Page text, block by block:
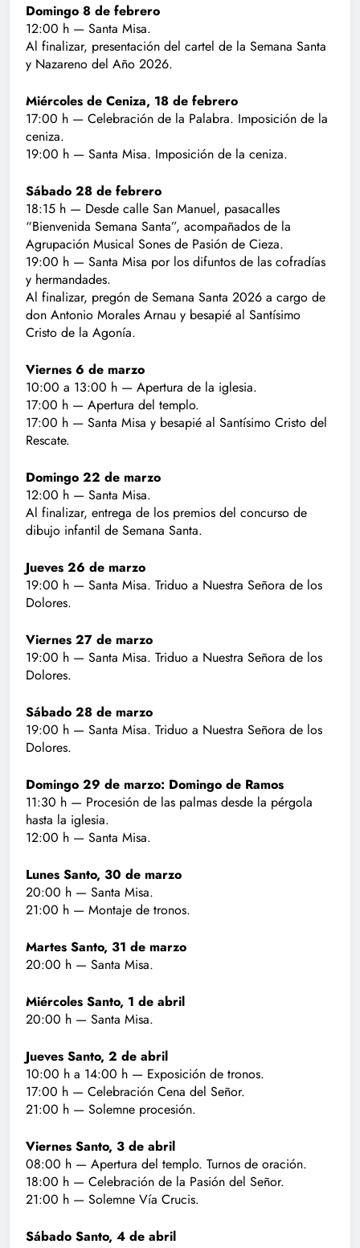
Domingo 8 de febrero
12:00 h — Santa Misa.
Al finalizar, presentación del cartel de la Semana Santa
y Nazareno del Año 2026.
Miércoles de Ceniza, 18 de febrero
17:00 h — Celebración de la Palabra. Imposición de la
ceniza.
19:00 h — Santa Misa. Imposición de la ceniza.
Sábado 28 de febrero
18:15 h — Desde calle San Manuel, pasacalles
“Bienvenida Semana Santa”, acompañados de la
Agrupación Musical Sones de Pasión de Cieza.
19:00 h — Santa Misa por los difuntos de las cofradías
y hermandades.
Al finalizar, pregón de Semana Santa 2026 a cargo de
don Antonio Morales Arnau y besapié al Santísimo
Cristo de la Agonía.
Viernes 6 de marzo
10:00 a 13:00 h — Apertura de la iglesia.
17:00 h — Apertura del templo.
17:00 h — Santa Misa y besapié al Santísimo Cristo del
Rescate.
Domingo 22 de marzo
12:00 h — Santa Misa.
Al finalizar, entrega de los premios del concurso de
dibujo infantil de Semana Santa.
Jueves 26 de marzo
19:00 h — Santa Misa. Triduo a Nuestra Señora de los
Dolores.
Viernes 27 de marzo
19:00 h — Santa Misa. Triduo a Nuestra Señora de los
Dolores.
Sábado 28 de marzo
19:00 h — Santa Misa. Triduo a Nuestra Señora de los
Dolores.
Domingo 29 de marzo: Domingo de Ramos
11:30 h — Procesión de las palmas desde la pérgola
hasta la iglesia.
12:00 h — Santa Misa.
Lunes Santo, 30 de marzo
20:00 h — Santa Misa.
21:00 h — Montaje de tronos.
Martes Santo, 31 de marzo
20:00 h — Santa Misa.
Miércoles Santo, 1 de abril
20:00 h — Santa Misa.
Jueves Santo, 2 de abril
10:00 h a 14:00 h — Exposición de tronos.
17:00 h — Celebración Cena del Señor.
21:00 h — Solemne procesión.
Viernes Santo, 3 de abril
08:00 h — Apertura del templo. Turnos de oración.
18:00 h — Celebración de la Pasión del Señor.
21:00 h — Solemne Vía Crucis.
Sábado Santo, 4 de abril